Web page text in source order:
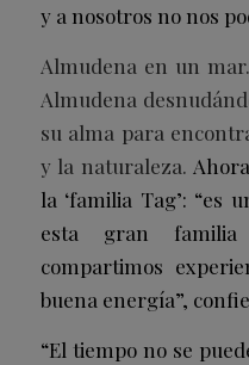
y a nosotros no nos
Almudena en un
Almudena
su alma para
y la naturaleza.
la ‘familia Tag’: “es
esta gran
compartimos
buena energía”,
“El tiempo no se